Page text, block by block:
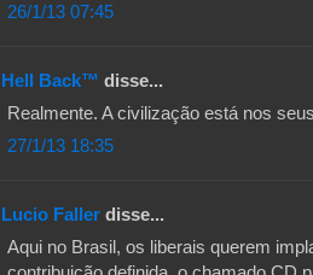
26/1/13 07:45
Hell Back™ disse...
Realmente. A civilização está nos
27/1/13 18:35
Lucio Faller disse...
Aqui no Brasil, os liberais querem